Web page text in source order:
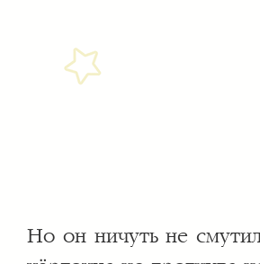
Но он ничуть не